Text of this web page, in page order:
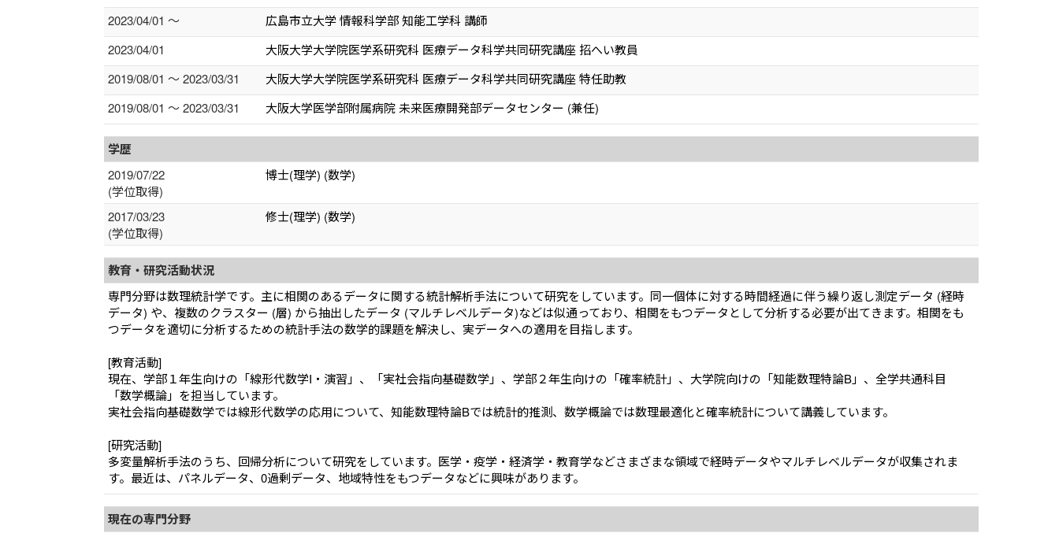
2023/04/01 ～
広島市立大学 情報科学部 知能工学科 講師
2023/04/01
大阪大学大学院医学系研究科 医療データ科学共同研究講座 招へい教員
2019/08/01 ～ 2023/03/31
大阪大学大学院医学系研究科 医療データ科学共同研究講座 特任助教
2019/08/01 ～ 2023/03/31
大阪大学医学部附属病院 未来医療開発部データセンター (兼任)
学歴
2019/07/22
(学位取得)
博士(理学) (数学)
2017/03/23
(学位取得)
修士(理学) (数学)
教育・研究活動状況
専門分野は数理統計学です。主に相関のあるデータに関する統計解析手法について研究をしています。同一個体に対する時間経過に伴う繰り返し測定データ (経時
データ) や、複数のクラスター (層) から抽出したデータ (マルチレベルデータ)などは似通っており、相関をもつデータとして分析する必要が出てきます。相関をも
つデータを適切に分析するための統計手法の数学的課題を解決し、実データへの適用を目指します。
[教育活動]
現在、学部１年生向けの「線形代数学I・演習」、「実社会指向基礎数学」、学部２年生向けの「確率統計」、大学院向けの「知能数理特論B」、全学共通科目
「数学概論」を担当しています。
実社会指向基礎数学では線形代数学の応用について、知能数理特論Bでは統計的推測、数学概論では数理最適化と確率統計について講義しています。
[研究活動]
多変量解析手法のうち、回帰分析について研究をしています。医学・疫学・経済学・教育学などさまざまな領域で経時データやマルチレベルデータが収集されま
す。最近は、パネルデータ、0過剰データ、地域特性をもつデータなどに興味があります。
現在の専門分野